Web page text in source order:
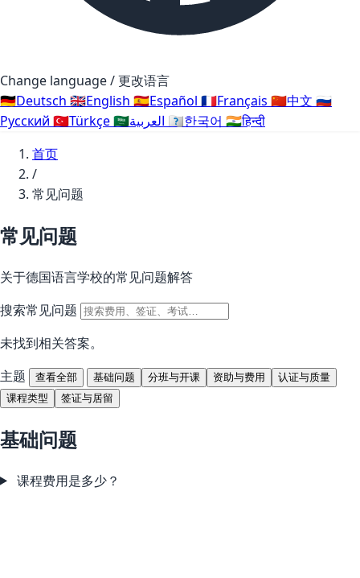
Change language / 更改语言
🇩🇪Deutsch 🇬🇧English 🇪🇸Español 🇫🇷Français 🇨🇳中文 🇷🇺
Русский 🇹🇷Türkçe🇸🇦 🇰🇷한국어 🇮🇳हिन्दी
首页
/
常见问题
常见问题
关于德国语言学校的常见问题解答
搜索常见问题
未找到相关答案。
主题
查看全部 基础问题 分班与开课 资助与费用
认证与质量
课程类型
签证与居留
基础问题
课程费用是多少？